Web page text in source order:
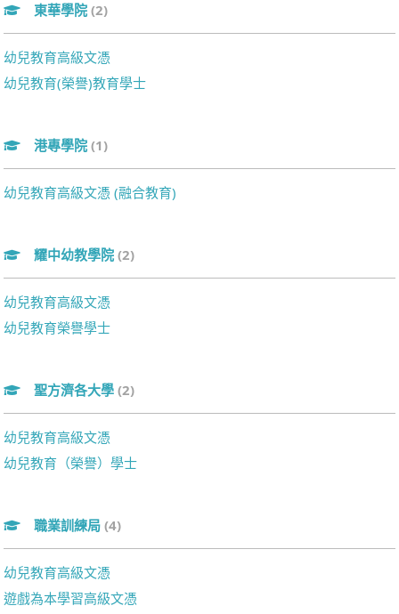
東華學院 (2)
幼兒教育高級文憑
幼兒教育(榮譽)教育學士
港專學院 (1)
幼兒教育高級文憑 (融合教育)
耀中幼教學院 (2)
幼兒教育高級文憑
幼兒教育榮譽學士
聖方濟各大學 (2)
幼兒教育高級文憑
幼兒教育（榮譽）學士
職業訓練局 (4)
幼兒教育高級文憑
遊戲為本學習高級文憑